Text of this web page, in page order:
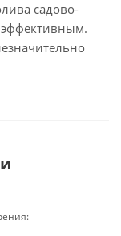
садово-
эффективным.